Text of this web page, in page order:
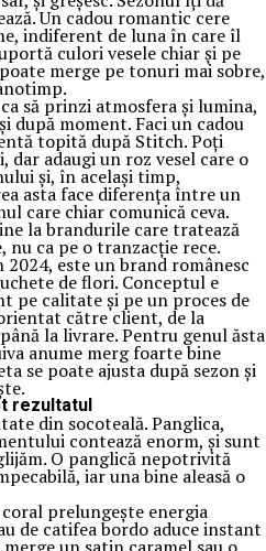
Un cadou romantic cere
indiferent de luna în care îl
culori vesele chiar și pe
merge pe tonuri mai sobre,
să prinzi atmosfera și lumina,
după moment. Faci un cadou
topită după Stitch. Poți
adaugi un roz vesel care o
și, în același timp,
asta face diferența între un
care chiar comunică ceva.
la brandurile care tratează
nu ca pe o tranzacție rece.
este un brand românesc
de flori. Conceptul e
pe calitate și pe un proces de
către client, de la
la livrare. Pentru genul ăsta
anume merg foarte bine
se poate ajusta după sezon și
rezultatul
din socoteală. Panglica,
contează enorm, și sunt
O panglică nepotrivită
iar una bine aleasă o
prelungește energia
de catifea bordo aduce instant